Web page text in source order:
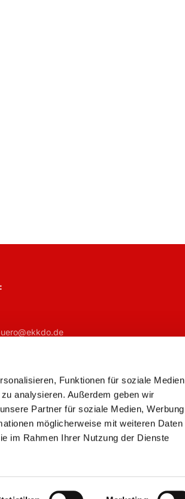
Funktionen für soziale Medien
analysieren. Außerdem geben wir
Partner für soziale Medien, Werbung
möglicherweise mit weiteren Daten
im Rahmen Ihrer Nutzung der Dienste
13 Uhr